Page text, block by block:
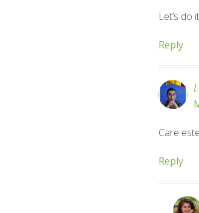
Let’s do
Reply
Care
Reply